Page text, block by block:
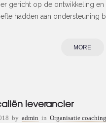
gericht op de ontwikkeling
hadden aan ondersteuning
MORE
leverancier
by admin in Organisatie coaching